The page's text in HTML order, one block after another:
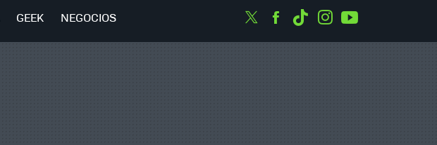
GEEK NEGOCIOS TwitterFacebook
TiktokInstagram